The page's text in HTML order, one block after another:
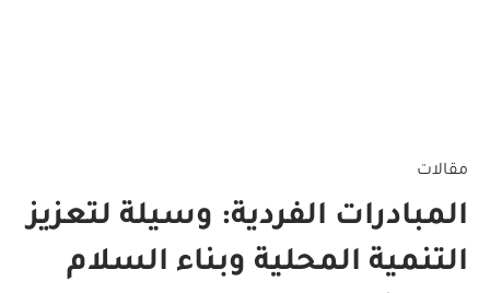
مقالات
المبادرات الفردية: وسيلة لتعزيز
التنمية المحلية وبناء السلام